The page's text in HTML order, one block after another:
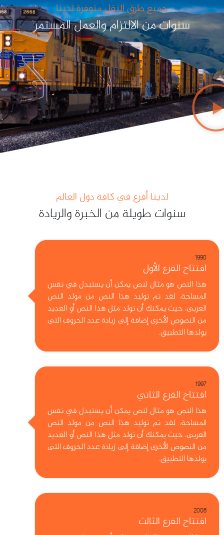
جميع طرق النقل متوفرة لدينا
سنوات من الالتزام والعمل المستمر
لدينا أفرع في كافة دول العالم
سنوات طويلة من الخبرة والريادة
1990
افتتاح الفرع الأول
هذا النص هو مثال لنص يمكن أن يستبدل في نفس
المساحة، لقد تم توليد هذا النص من مولد النص
العربى، حيث يمكنك أن تولد مثل هذا النص أو العديد
من النصوص الأخرى إضافة إلى زيادة عدد الحروف التى
يولدها التطبيق.
1997
افتتاح الفرع الثاني
هذا النص هو مثال لنص يمكن أن يستبدل في نفس
المساحة، لقد تم توليد هذا النص من مولد النص
العربى، حيث يمكنك أن تولد مثل هذا النص أو العديد
من النصوص الأخرى إضافة إلى زيادة عدد الحروف التى
يولدها التطبيق.
2008
افتتاح الفرع الثالث